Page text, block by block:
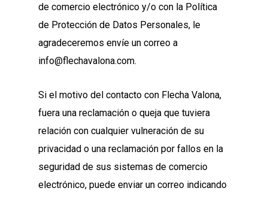
de comercio electrónico y/o con la Política
de Protección de Datos Personales, le
agradeceremos envíe un correo a
info@flechavalona.com.
Si el motivo del contacto con Flecha Valona,
fuera una reclamación o queja que tuviera
relación con cualquier vulneración de su
privacidad o una reclamación por fallos en la
seguridad de sus sistemas de comercio
electrónico, puede enviar un correo indicando